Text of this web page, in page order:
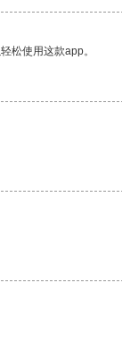
松使用这款app。